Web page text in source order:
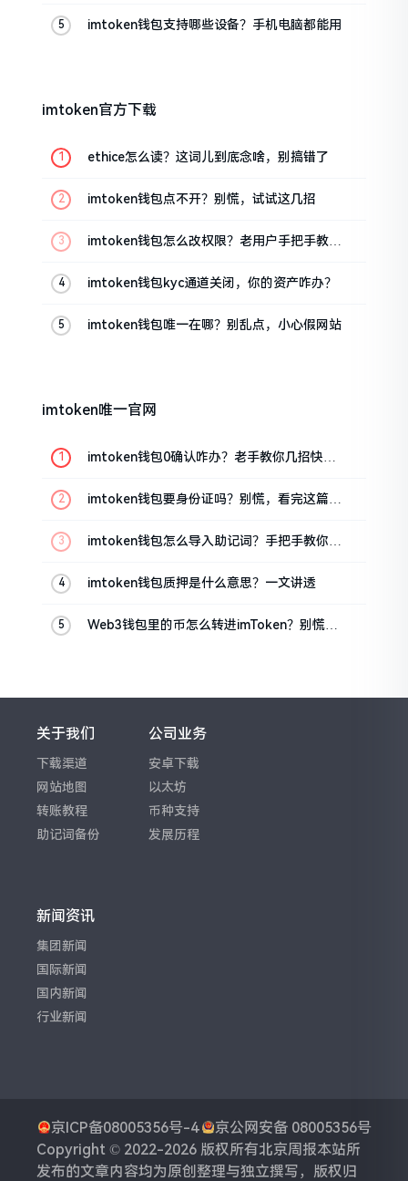
imtoken钱包支持哪些设备？手机电脑都能用
imtoken官方下载
ethice怎么读？这词儿到底念啥，别搞错了
imtoken钱包点不开？别慌，试试这几招
imtoken钱包怎么改权限？老用户手把手教你
imtoken钱包kyc通道关闭，你的资产咋办？
imtoken钱包唯一在哪？别乱点，小心假网站
imtoken唯一官网
imtoken钱包0确认咋办？老手教你几招快速
imtoken钱包要身份证吗？别慌，看完这篇就
imtoken钱包怎么导入助记词？手把手教你找
imtoken钱包质押是什么意思？一文讲透
Web3钱包里的币怎么转进imToken？别慌，
关于我们
下载渠道
网站地图
转账教程
助记词备份
公司业务
安卓下载
以太坊
币种支持
发展历程
新闻资讯
集团新闻
国际新闻
国内新闻
行业新闻
京ICP备08005356号-4
京公网安备 08005356号
Copyright © 2022-2026 版权所有北京周报本站所
发布的文章内容均为原创整理与独立撰写，版权归